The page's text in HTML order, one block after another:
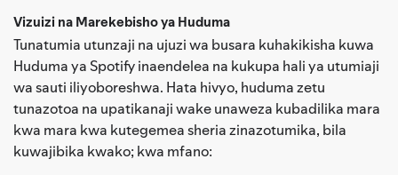
Vizuizi na Marekebisho ya Huduma
Tunatumia utunzaji na ujuzi wa busara kuhakikisha kuwa
Huduma ya Spotify inaendelea na kukupa hali ya utumiaji
wa sauti iliyoboreshwa. Hata hivyo, huduma zetu
tunazotoa na upatikanaji wake unaweza kubadilika mara
kwa mara kwa kutegemea sheria zinazotumika, bila
kuwajibika kwako; kwa mfano: